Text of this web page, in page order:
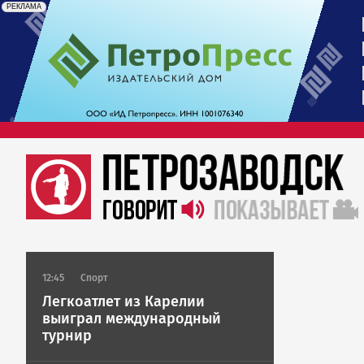
erid: 2SDnjdrAfb3
РЕКЛАМА
Реклама
12:45 Спорт
Легкоатлет из Карелии
выиграл международный
турнир